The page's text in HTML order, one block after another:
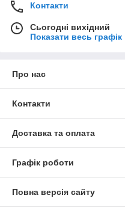
Контакти
Сьогодні вихідний
Показати весь
Про нас
Контакти
Доставка та оплата
Графік роботи
Повна версія сайту